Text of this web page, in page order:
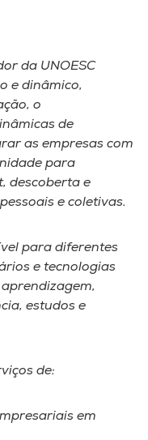
da UNOESC
e dinâmico,
o
de
as empresas com
para
, descoberta e
e coletivas.
para diferentes
e tecnologias
estudos e
de:
em